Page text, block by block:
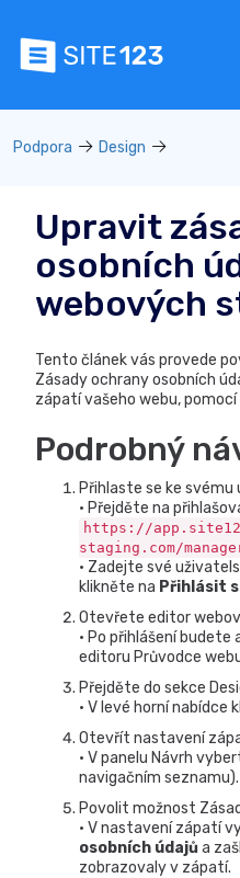
Podpora Design
Upravit
osobních
webových
Tento článek vás provede
Zásady ochrany osobních
zápatí vašeho webu, pomocí
Podrobný
Přihlaste se ke svému
• Přejděte na
https://
staging.com/
• Zadejte své
klikněte na Přihlásit
Otevřete editor
• Po přihlášení
editoru Průvodce
Přejděte do sekce
• V levé horní nabídce
Otevřít nastavení
• V panelu Návrh
navigačním seznamu).
Povolit možnost
• V nastavení zápatí
osobních údajůa
zobrazovaly v zápatí.